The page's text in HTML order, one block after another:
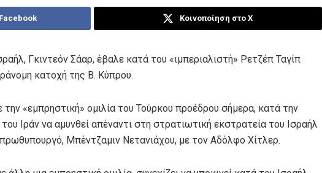
Κοινοποίηση στο X
Γκιντεόν Σάαρ, έβαλε κατά του «ιμπεριαλιστή» Ρετζέπ Ταγίπ
κατοχή της Β. Κύπρου .
«εμπρηστική» ομιλία του Τούρκου προέδρου σήμερα, κατά την
Ιράν να αμυνθεί απέναντι στη στρατιωτική εκστρατεία του Ισραήλ
Μπέντζαμιν Νετανιάχου, με τον Αδόλφο Χίτλερ.